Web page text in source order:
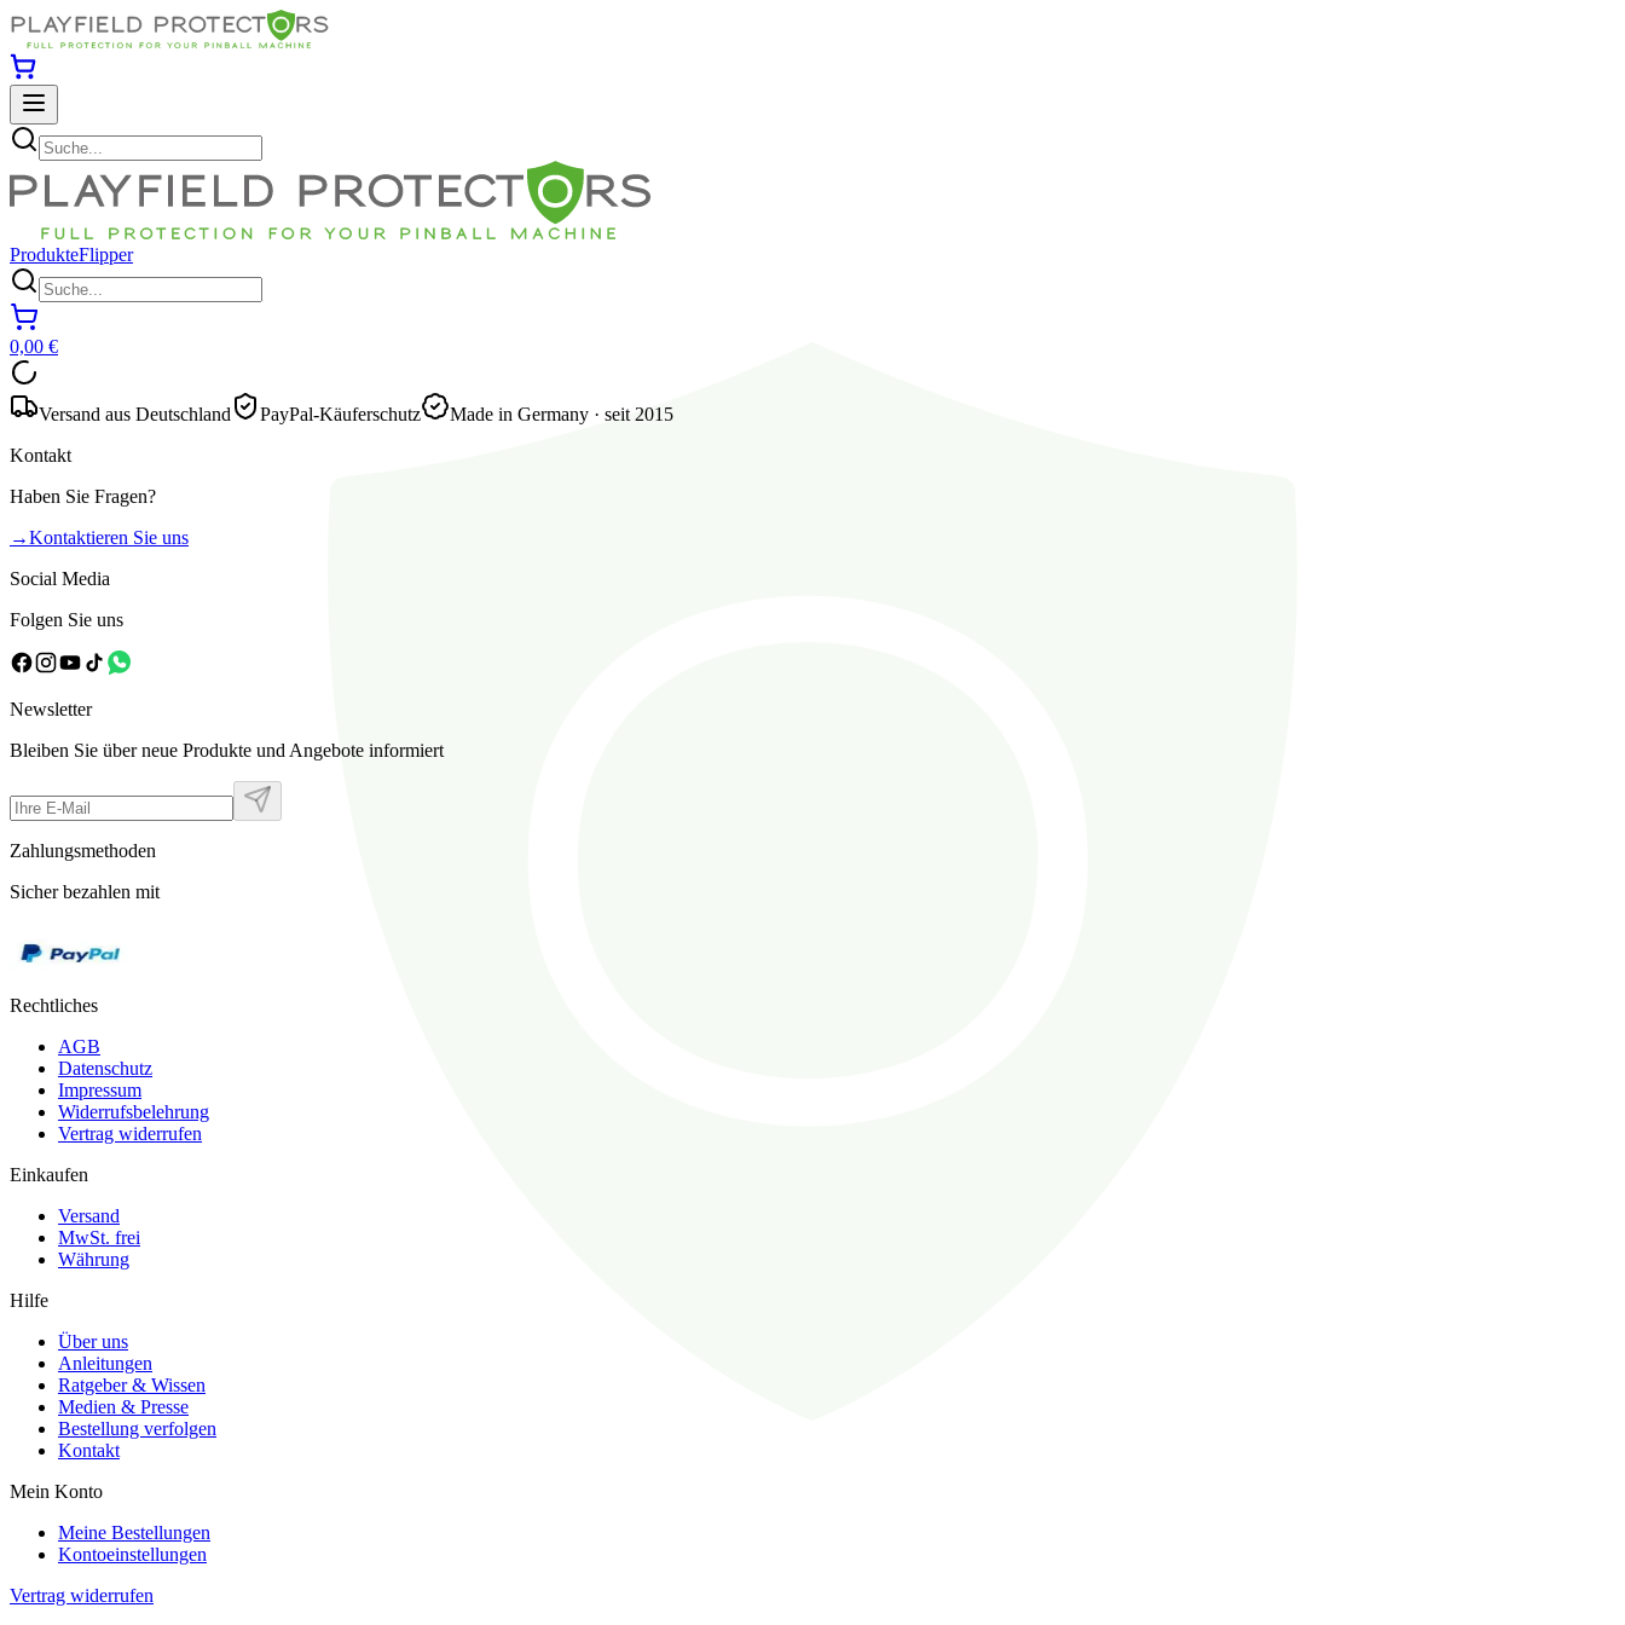
ProdukteFlipper
0,00 €
Versand aus Deutschland PayPal-Käuferschutz
Made in Germany · seit 2015
Kontakt
Haben Sie Fragen?
→Kontaktieren Sie uns
Social Media
Folgen Sie uns
Newsletter
Bleiben Sie über neue Produkte und Angebote informiert
Zahlungsmethoden
Sicher bezahlen mit
Rechtliches
AGB
Datenschutz
Impressum
Widerrufsbelehrung
Vertrag widerrufen
Einkaufen
Versand
MwSt. frei
Währung
Hilfe
Über uns
Anleitungen
Ratgeber & Wissen
Medien & Presse
Bestellung verfolgen
Kontakt
Mein Konto
Meine Bestellungen
Kontoeinstellungen
Vertrag widerrufen